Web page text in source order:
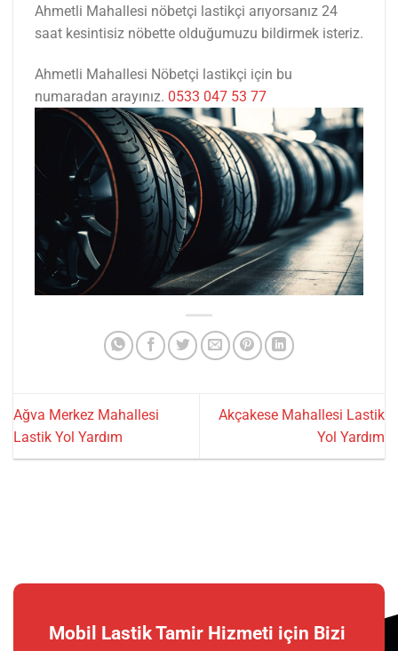
Ahmetli Mahallesi nöbetçi lastikçi arıyorsanız 24
saat kesintisiz nöbette olduğumuzu bildirmek isteriz.
Ahmetli Mahallesi Nöbetçi lastikçi için bu
numaradan arayınız. 0533 047 53 77
Ağva Merkez Mahallesi
Lastik Yol Yardım
Akçakese Mahallesi Lastik
Yol Yardım
Mobil Lastik Tamir Hizmeti için Bizi